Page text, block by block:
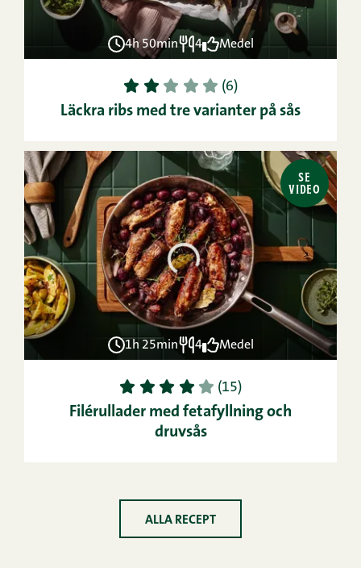
4h 50min 4 Medel
1 2 3 4 5 (6)
Läckra ribs med tre varianter på sås
SE
VIDEO
1h 25min 4 Medel
1 2 3 4 5 (15)
Filérullader med fetafyllning och
druvsås
ALLA RECEPT